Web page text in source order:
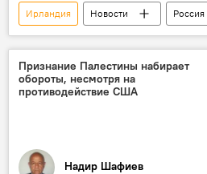
Ирландия Новости
Россия
США
Швеция
Космос
Справка
События и даты
Какой сегодня праздник
Азербайджан
Признание Палестины набирает
обороты, несмотря на
противодействие США
Надир Шафиев